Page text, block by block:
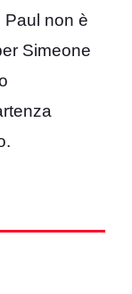
Paul non è
Simeone